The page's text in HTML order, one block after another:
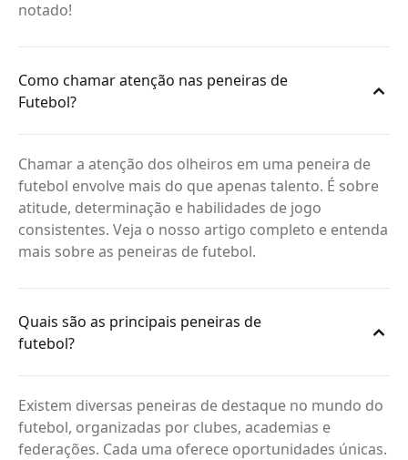
notado!
Como chamar atenção nas peneiras de
Futebol?
Chamar a atenção dos olheiros em uma peneira de
futebol envolve mais do que apenas talento. É sobre
atitude, determinação e habilidades de jogo
consistentes. Veja o nosso artigo completo e entenda
mais sobre as peneiras de futebol.
Quais são as principais peneiras de
futebol?
Existem diversas peneiras de destaque no mundo do
futebol, organizadas por clubes, academias e
federações. Cada uma oferece oportunidades únicas.